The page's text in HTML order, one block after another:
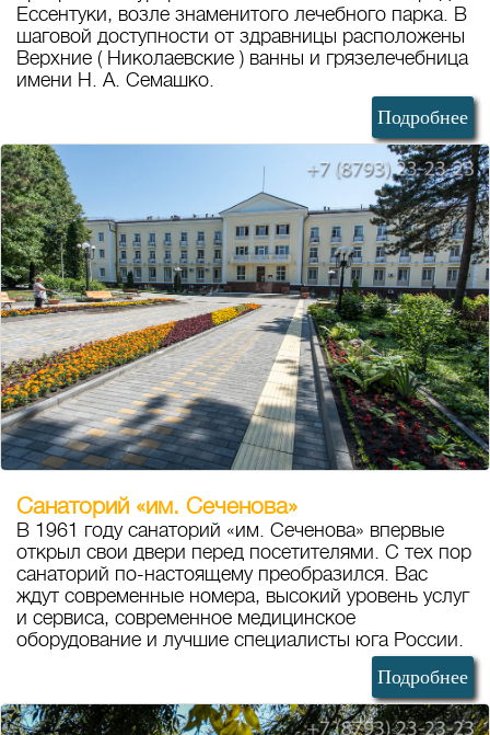
Ессентуки, возле знаменитого лечебного парка. В
шаговой доступности от здравницы расположены
Верхние ( Николаевские ) ванны и грязелечебница
имени Н. А. Семашко.
Подробнее
Санаторий «им. Сеченова»
В 1961 году санаторий «им. Сеченова» впервые
открыл свои двери перед посетителями. С тех пор
санаторий по-настоящему преобразился. Вас
ждут современные номера, высокий уровень услуг
и сервиса, современное медицинское
оборудование и лучшие специалисты юга России.
Подробнее